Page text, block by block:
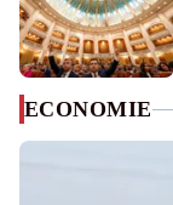
ECONOMIE